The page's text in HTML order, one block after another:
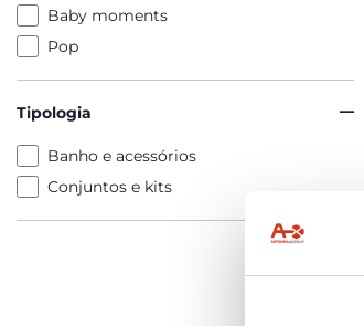
Baby moments
Pop
Tipologia
Banho e acessórios
Conjuntos e kits